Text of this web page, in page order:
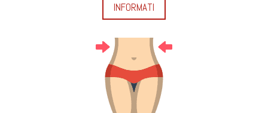
INFORMATI